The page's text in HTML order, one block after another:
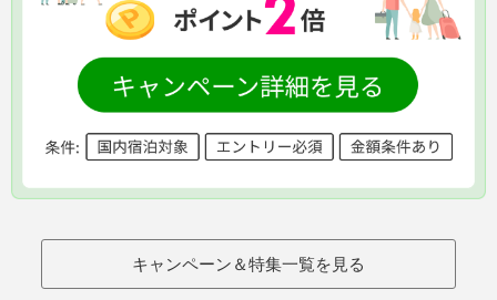
キャンペーン＆特集一覧を見る